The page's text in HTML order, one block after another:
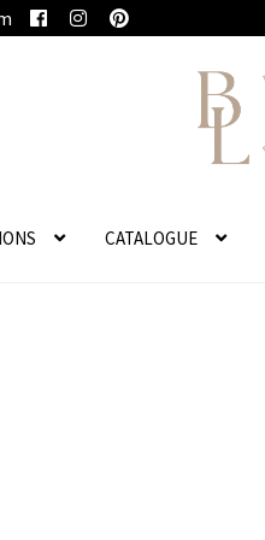
CATALOGUE